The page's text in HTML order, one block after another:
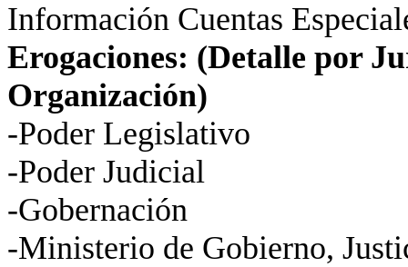
Información Cuentas
Erogaciones: (Detalle por
Organización)
-Poder Legislativo
-Poder Judicial
-Gobernación
-Ministerio de Gobierno,